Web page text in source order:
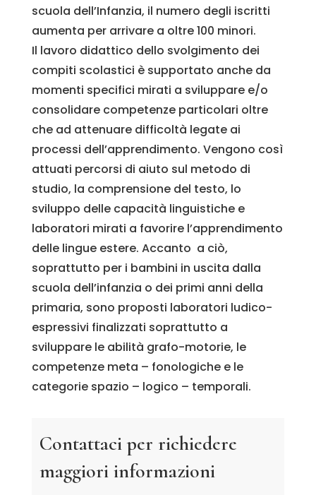
scuola dell’Infanzia, il numero degli iscritti
aumenta per arrivare a oltre 100 minori.
Il lavoro didattico dello svolgimento dei
compiti scolastici è supportato anche da
momenti specifici mirati a sviluppare e/o
consolidare competenze particolari oltre
che ad attenuare difficoltà legate ai
processi dell’apprendimento. Vengono così
attuati percorsi di aiuto sul metodo di
studio, la comprensione del testo, lo
sviluppo delle capacità linguistiche e
laboratori mirati a favorire l’apprendimento
delle lingue estere. Accanto a ciò,
soprattutto per i bambini in uscita dalla
scuola dell’infanzia o dei primi anni della
primaria, sono proposti laboratori ludico-
espressivi finalizzati soprattutto a
sviluppare le abilità grafo-motorie, le
competenze meta – fonologiche e le
categorie spazio – logico – temporali.
Contattaci per richiedere
maggiori informazioni